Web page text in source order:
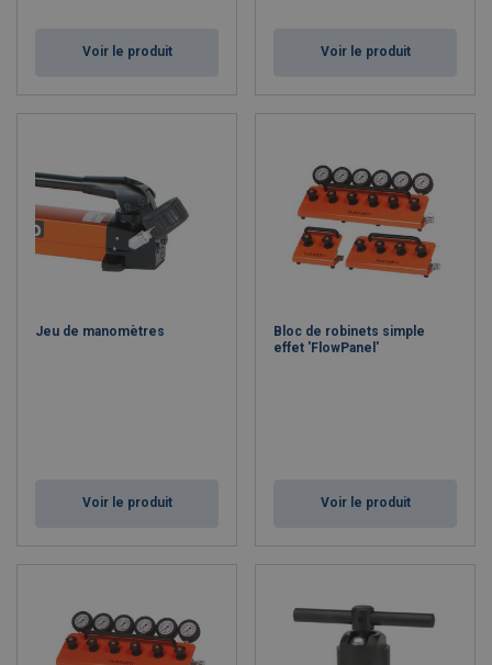
Voir le produit Voir le produit
Jeu de manomètres
Voir le produit
Bloc de robinets simple
effet 'FlowPanel'
Voir le produit